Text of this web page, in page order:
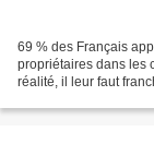
69 % des Français
propriétaires dans les
réalité, il leur faut